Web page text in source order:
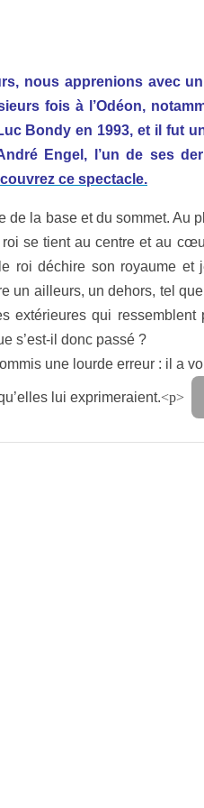
nous apprenions avec
fois à l’Odéon,
Bondy en 1993, et il fut
Engel, l’un de ses
ce spectacle.
de la base et du sommet. Au
se tient au centre et au
le roi déchire son royaume
un ailleurs, un dehors, tel
extérieures qui
s’est-il donc passé ?
une lourde erreur : il a
lui exprimeraient.<p>